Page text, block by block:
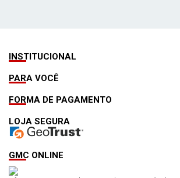
INSTITUCIONAL
PARA VOCÊ
FORMA DE PAGAMENTO
LOJA SEGURA
GMC ONLINE